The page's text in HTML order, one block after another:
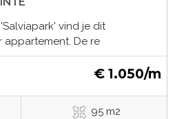
vind je dit
appartement. De re
€ 1.050/m
95 m2